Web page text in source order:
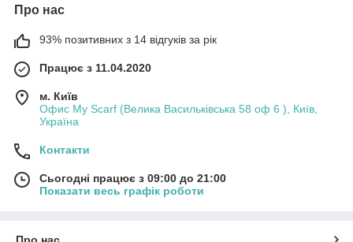
Про нас
93% позитивних з 14 відгуків за рік
Працює з 11.04.2020
м. Київ
Офис My Scarf (Велика Васильківська 58 оф 6 ), Київ,
Україна
Контакти
Сьогодні працює з 09:00 до 21:00
Показати весь графік роботи